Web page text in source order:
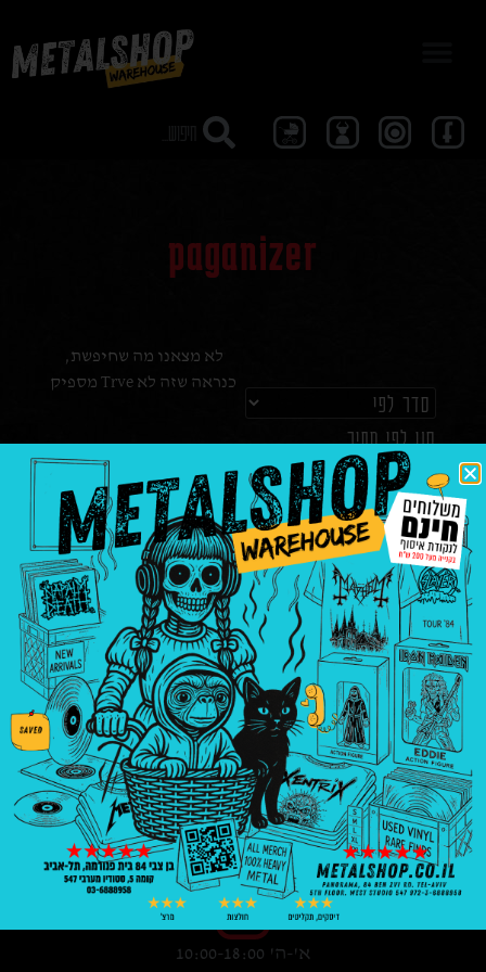
paganizer
סנן לפי מחיר
₪
8
—
₪
3008
לא מצאנו מה שחיפשת,
כנראה שזה לא Trve מספיק
בניין פנורמה, בן צבי 84, ת"א קומה 5, סטודיו
547
03-6888958
א'-ה' 10:00-18:00